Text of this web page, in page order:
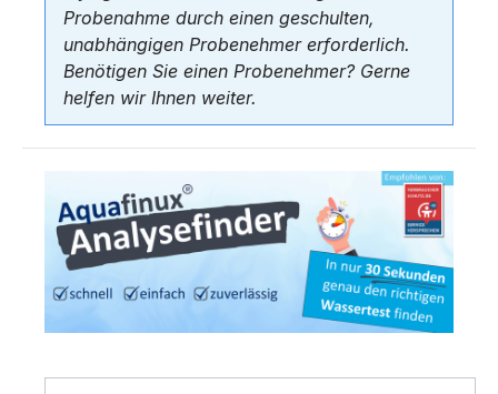
Probenahme durch einen geschulten,
unabhängigen Probenehmer erforderlich.
Benötigen Sie einen Probenehmer? Gerne
helfen wir Ihnen weiter.